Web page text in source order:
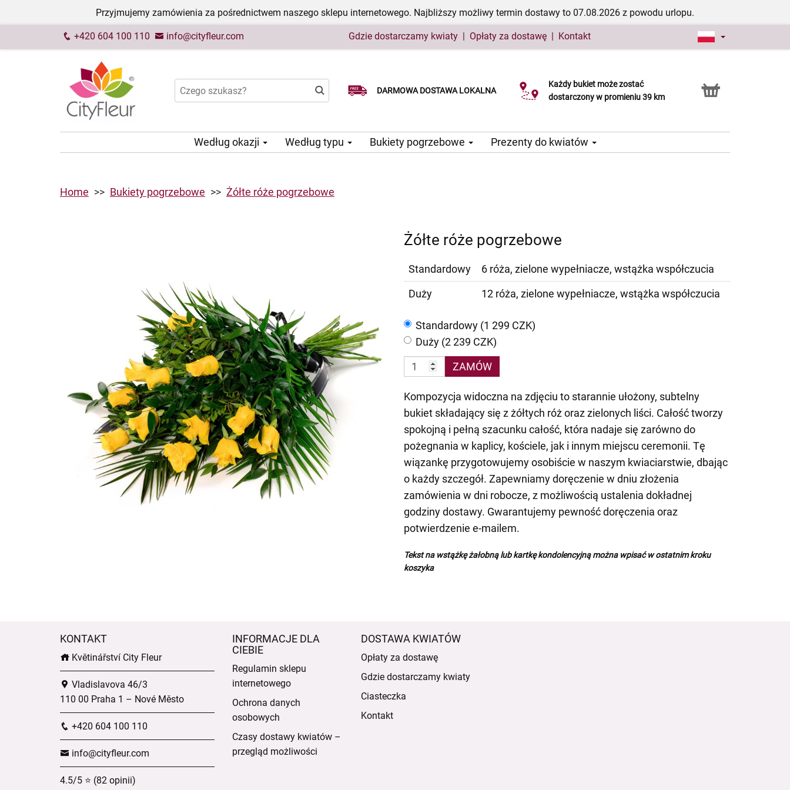
Przyjmujemy zamówienia za pośrednictwem naszego sklepu internetowego. Najbliższy możliwy termin dostawy to 07.08.2026 z powodu urlopu.
+420 604 100 110 info@cityfleur.com Gdzie dostarczamy kwiaty | Opłaty za dostawę | Kontakt
DARMOWA DOSTAWA LOKALNA
Wybierz datę dostawy
Każdy bukiet może zostać
dostarczony w promieniu 39 km
Usługa Click & Collect
Według okazji Według typu Bukiety pogrzebowe Prezenty do kwiatów
Home Bukiety pogrzebowe Żółte róże pogrzebowe
Żółte róże pogrzebowe
Standardowy
6 róża, zielone wypełniacze, wstążka współczucia
Duży
12 róża, zielone wypełniacze, wstążka współczucia
Standardowy (1 299 CZK)
Duży (2 239 CZK)
ZAMÓW
Kompozycja widoczna na zdjęciu to starannie ułożony, subtelny
bukiet składający się z żółtych róż oraz zielonych liści. Całość tworzy
spokojną i pełną szacunku całość, która nadaje się zarówno do
pożegnania w kaplicy, kościele, jak i innym miejscu ceremonii. Tę
wiązankę przygotowujemy osobiście w naszym kwiaciarstwie, dbając
o każdy szczegół. Zapewniamy doręczenie w dniu złożenia
zamówienia w dni robocze, z możliwością ustalenia dokładnej
godziny dostawy. Gwarantujemy pewność doręczenia oraz
potwierdzenie e-mailem.
Tekst na wstążkę żałobną lub kartkę kondolencyjną można wpisać w ostatnim kroku
koszyka
KONTAKT
Květinářství City Fleur
Vladislavova 46/3
110 00 Praha 1 – Nové Město
+420 604 100 110
info@cityfleur.com
4.5/5 ⭐ (82 opinii)
INFORMACJE DLA
CIEBIE
Regulamin sklepu
internetowego
Ochrona danych
osobowych
Czasy dostawy kwiatów –
przegląd możliwości
DOSTAWA KWIATÓW
Opłaty za dostawę
Gdzie dostarczamy kwiaty
Ciasteczka
Kontakt